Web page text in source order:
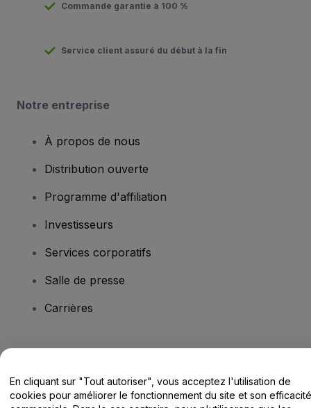
Commande garantie à 100 %
Service client assuré du début à la fin
Notre entreprise
À propos de nous
Distribution ouverte
Programme d'affiliation
Investisseurs
Services corporatifs
Salle de presse
Carrières
Centre d'assistance / Nous contacter
En cliquant sur "Tout autoriser", vous acceptez l'utilisation de
cookies pour améliorer le fonctionnement du site et son efficacité